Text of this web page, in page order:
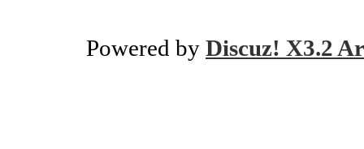
Powered by Discuz! X3.2